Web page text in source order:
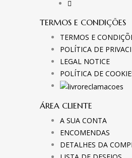
TERMOS E CONDIÇÕES
TERMOS E
POLÍTICA DE
LEGAL NOTICE
POLÍTICA DE
ÁREA CLIENTE
A SUA CONTA
ENCOMENDAS
DETALHES DA